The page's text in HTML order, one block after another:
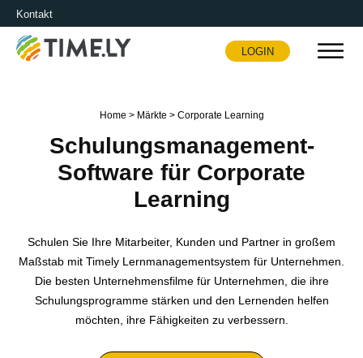
Kontakt
Timely
LOGIN
Home > Märkte > Corporate Learning
Schulungsmanagement-
Software für Corporate
Learning
Schulen Sie Ihre Mitarbeiter, Kunden und Partner in großem
Maßstab mit Timely Lernmanagementsystem für Unternehmen.
Die besten Unternehmensfilme für Unternehmen, die ihre
Schulungsprogramme stärken und den Lernenden helfen
möchten, ihre Fähigkeiten zu verbessern.